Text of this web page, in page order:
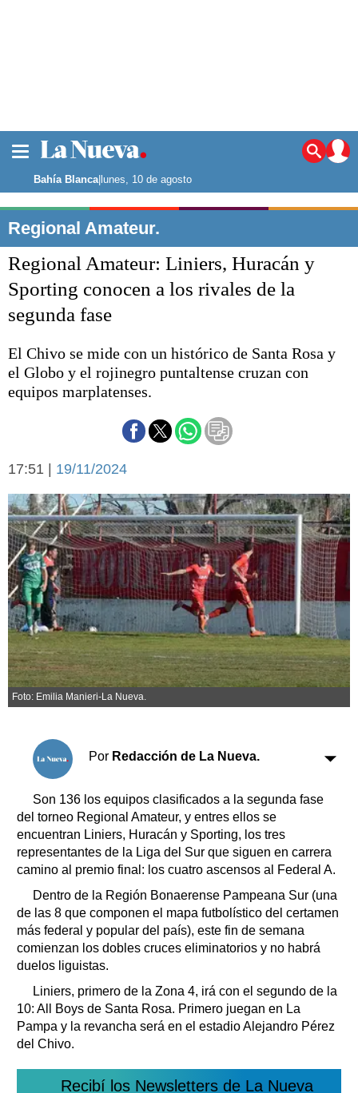
Noticias
La ciudad
Punta Alta
El mundo
Seguridad
Deportes
Liga del Sur
Básquetbol
Aplausos
Economía y campo
Con el campo
Espacio empresas
Sociedad y tiempo
libre
Sociedad
Tecnología
Turismo
Salud
Es viral
El tiempo
Cartón Lleno
Fúnebres
Horóscopo
Suplementos
Servicios
Farmacias
Transportes
Loterías
Datos Útiles
Fúnebres
Edictos
Teléfonos de urgencia
Bahía Blanca|lunes, 10 de agosto
Regional Amateur.
Regional Amateur: Liniers, Huracán y
Sporting conocen a los rivales de la
segunda fase
El Chivo se mide con un histórico de Santa Rosa y
el Globo y el rojinegro puntaltense cruzan con
equipos marplatenses.
17:51 | 19/11/2024
Foto: Emilia Manieri-La Nueva.
Por Redacción de La Nueva.
Son 136 los equipos clasificados a la segunda fase
del torneo Regional Amateur, y entres ellos se
encuentran Liniers, Huracán y Sporting, los tres
representantes de la Liga del Sur que siguen en carrera
camino al premio final: los cuatro ascensos al Federal A.
Dentro de la Región Bonaerense Pampeana Sur (una
de las 8 que componen el mapa futbolístico del certamen
más federal y popular del país), este fin de semana
comienzan los dobles cruces eliminatorios y no habrá
duelos liguistas.
Liniers, primero de la Zona 4, irá con el segundo de la
10: All Boys de Santa Rosa. Primero juegan en La
Pampa y la revancha será en el estadio Alejandro Pérez
del Chivo.
Recibí los Newsletters de La Nueva